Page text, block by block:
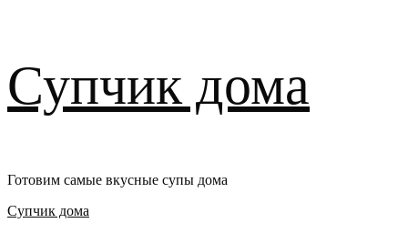
к
содержимому
Супчик дома
Готовим самые вкусные супы дома
Основное
Супчик дома